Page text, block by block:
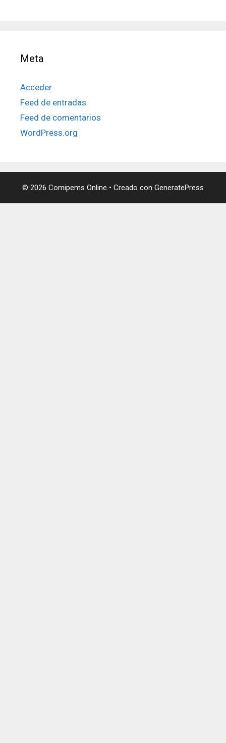
Meta
Acceder
Feed de entradas
Feed de comentarios
WordPress.org
© 2026 Comipems Online • Creado con GeneratePress